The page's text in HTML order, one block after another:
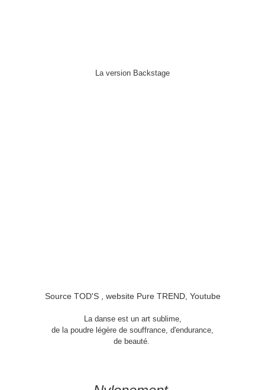
La version Backstage
Source TOD'S , website Pure TREND, Youtube
La danse est un art sublime,
de la poudre légère de souffrance, d'endurance,
de beauté.